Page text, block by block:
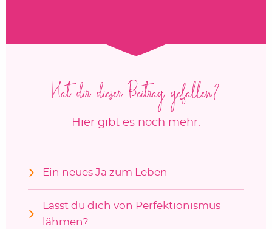
Hat dir dieser Beitrag gefallen?
Hier gibt es noch mehr:
Ein neues Ja zum Leben
Lässt du dich von Perfektionismus
lähmen?